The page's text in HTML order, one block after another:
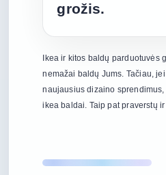
grožis.
nemažai baldų Jums. Tačiau,
naujausius dizaino
ikea baldai. Taip pat praverstų